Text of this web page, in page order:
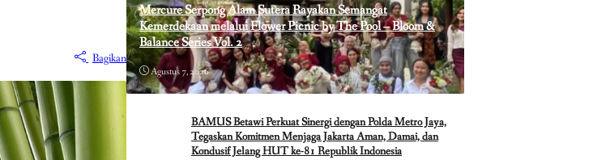
Bagikan
Mercure Serpong Alam Sutera Rayakan Semangat
Kemerdekaan melalui Flower Picnic by The Pool – Bloom &
Balance Series Vol. 2
Agustus 7, 2026
BAMUS Betawi Perkuat Sinergi dengan Polda Metro Jaya,
Tegaskan Komitmen Menjaga Jakarta Aman, Damai, dan
Kondusif Jelang HUT ke-81 Republik Indonesia